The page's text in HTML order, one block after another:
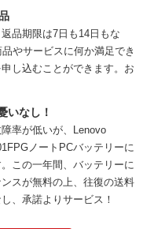
品期限は7日も14日もな
やサービスに何か満足でき
し込むことができます。お
いなし！
率が低いが、
Lenovo
ノートPCバッテリーに
この一年間、バッテリーに
スが無料の上、往復の送料
、承諾よりサービス！